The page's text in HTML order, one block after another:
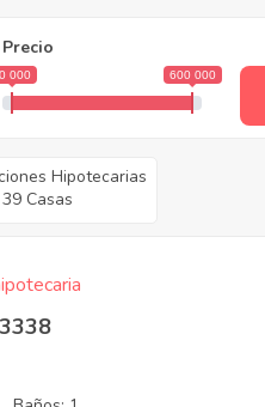
Precio
000 600 000
Hipotecarias
39 Casas